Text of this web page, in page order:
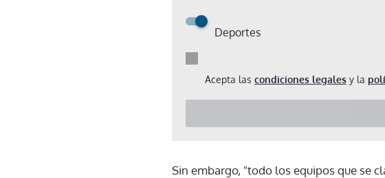
Deportes
Acepta las condiciones legales y la
Sin embargo, "todo los equipos que se